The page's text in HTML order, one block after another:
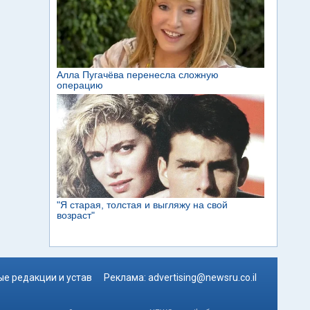
редакции и устав Реклама: advertising@newsru.co.il